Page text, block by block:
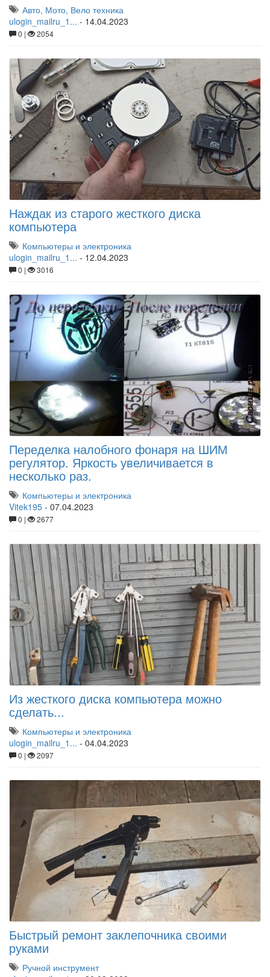
Авто, Мото, Вело техника
ulogin_mailru_1... - 14.04.2023
0 | 2054
Наждак из старого жесткого диска
компьютера
Компьютеры и электроника
ulogin_mailru_1... - 12.04.2023
0 | 3016
Переделка налобного фонаря на ШИМ
регулятор. Яркость увеличивается в
несколько раз.
Компьютеры и электроника
Vitek195 - 07.04.2023
0 | 2677
Из жесткого диска компьютера можно
сделать...
Компьютеры и электроника
ulogin_mailru_1... - 04.04.2023
0 | 2097
Быстрый ремонт заклепочника своими
руками
Ручной инструмент